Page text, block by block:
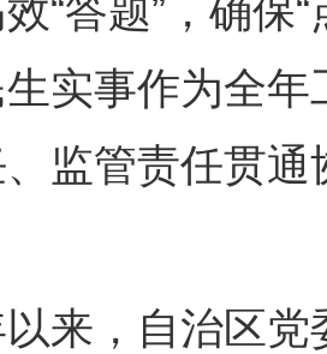
“答题”，确保
实事作为全
监管责任贯
，自治区党